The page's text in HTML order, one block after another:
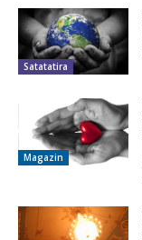
Satatatira
Magazin